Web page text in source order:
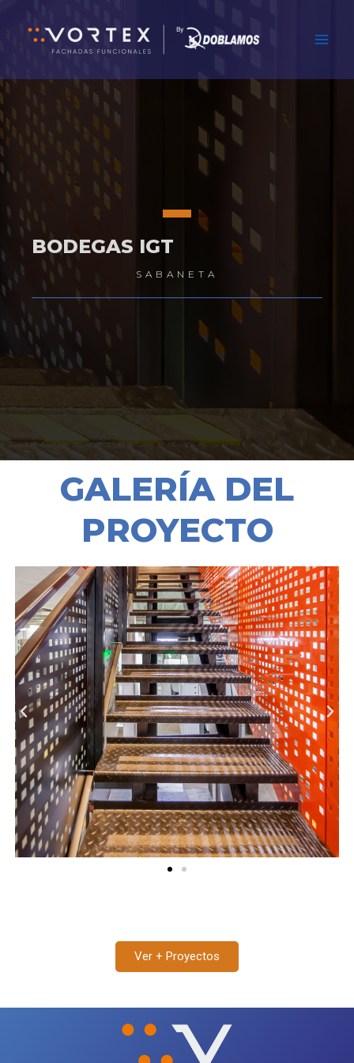
contenido
BODEGAS IGT
SABANETA
GALERÍA DEL
PROYECTO
Previous
Ver + Proyectos